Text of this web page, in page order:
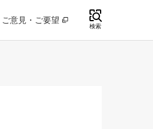
ご意見・ご要望
検索